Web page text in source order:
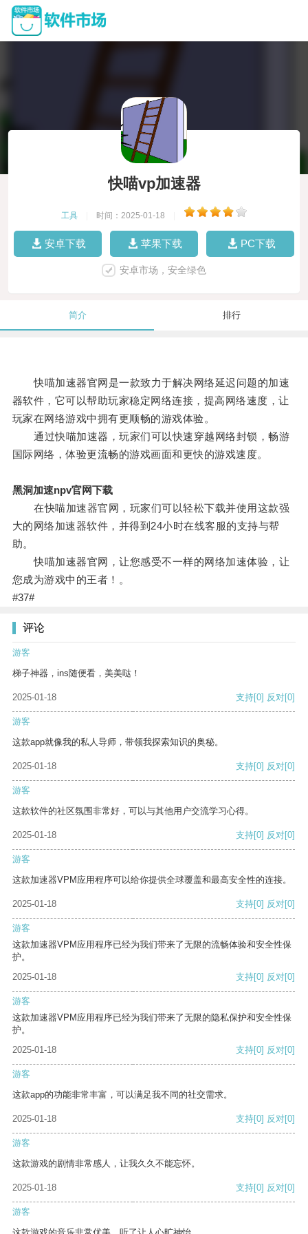
快喵vp加速器
工具 时间：2025-01-18
安卓下载 苹果下载 PC下载
安卓市场，安全绿色
简介 排行
快喵加速器官网是一款致力于解决网络延迟问题的加速
器软件，它可以帮助玩家稳定网络连接，提高网络速度，让
玩家在网络游戏中拥有更顺畅的游戏体验。
通过快喵加速器，玩家们可以快速穿越网络封锁，畅游
国际网络，体验更流畅的游戏画面和更快的游戏速度。
黑洞加速npv官网下载
在快喵加速器官网，玩家们可以轻松下载并使用这款强
大的网络加速器软件，并得到24小时在线客服的支持与帮
助。
快喵加速器官网，让您感受不一样的网络加速体验，让
您成为游戏中的王者！。
#37#
评论
游客
梯子神器，ins随便看，美美哒！
2025-01-18 支持[0] 反对[0]
游客
这款app就像我的私人导师，带领我探索知识的奥秘。
2025-01-18 支持[0] 反对[0]
游客
这款软件的社区氛围非常好，可以与其他用户交流学习心得。
2025-01-18 支持[0] 反对[0]
游客
这款加速器VPM应用程序可以给你提供全球覆盖和最高安全性的连接。
2025-01-18 支持[0] 反对[0]
游客
这款加速器VPM应用程序已经为我们带来了无限的流畅体验和安全性保
护。
2025-01-18
支持[0] 反对[0]
游客
这款加速器VPM应用程序已经为我们带来了无限的隐私保护和安全性保
护。
2025-01-18
支持[0] 反对[0]
游客
这款app的功能非常丰富，可以满足我不同的社交需求。
2025-01-18 支持[0] 反对[0]
游客
这款游戏的剧情非常感人，让我久久不能忘怀。
2025-01-18 支持[0] 反对[0]
游客